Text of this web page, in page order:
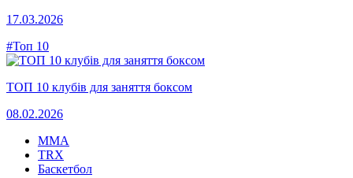
17.03.2026
#Топ 10
ТОП 10 клубів для заняття боксом
08.02.2026
MMA
TRX
Баскетбол